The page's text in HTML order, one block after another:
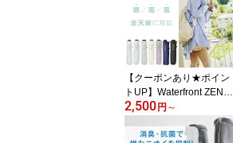
との相性抜群 傘以外にも
使える 防水スプレー 超
【クーポンあり★ポイン
トUP】Waterfront ZEN T
EN KOU 55cm 耐風 晴雨
兼用 折りたたみ傘 全天
候 完全遮光生地使用 UV
2,500円 ～